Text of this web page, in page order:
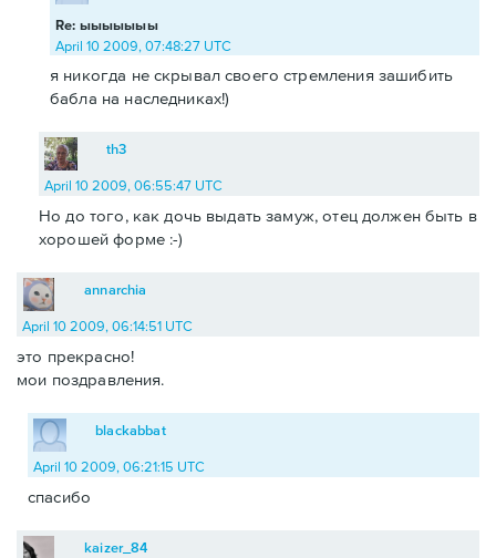
Re: ыыыыыыы
April 10 2009, 07:48:27 UTC
я никогда не скрывал своего стремления зашибить
бабла на наследниках!)
th3
April 10 2009, 06:55:47 UTC
Но до того, как дочь выдать замуж, отец должен быть в
хорошей форме :-)
annarchia
April 10 2009, 06:14:51 UTC
это прекрасно!
мои поздравления.
blackabbat
April 10 2009, 06:21:15 UTC
спасибо
kaizer_84